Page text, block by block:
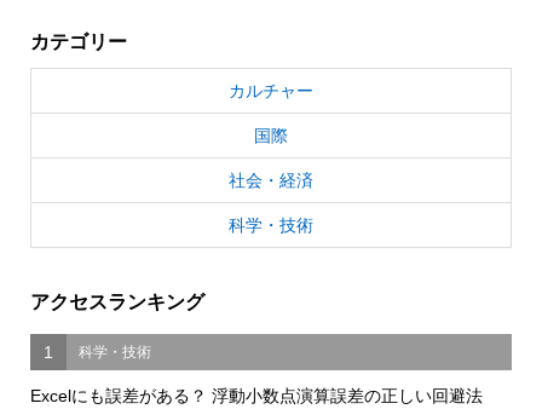
カテゴリー
カルチャー
国際
社会・経済
科学・技術
アクセスランキング
1 科学・技術
Excelにも誤差がある？ 浮動小数点演算誤差の正しい回避法